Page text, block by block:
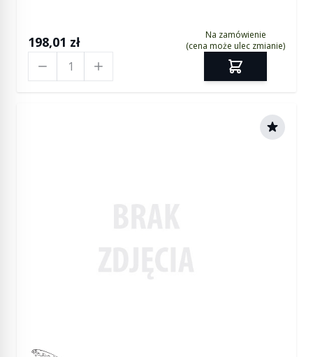
198,01 zł
Na zamówienie
(cena może ulec zmianie)